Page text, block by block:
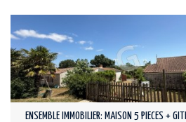
ENSEMBLE IMMOBILIER: MAISON 5 PIECES +